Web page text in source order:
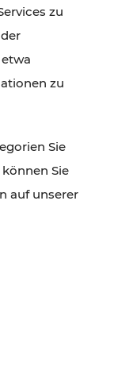
zu
zu
Sie
Sie
auf unserer